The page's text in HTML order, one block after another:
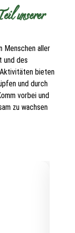
unserer
Menschen aller
und des
bieten
und durch
vorbei und
zu wachsen